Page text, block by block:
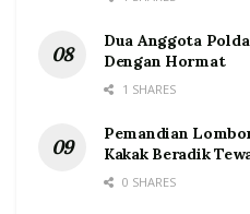
Dua Anggota
Dengan Hormat
1 SHARES
Pemandian
Kakak Beradik
0 SHARES